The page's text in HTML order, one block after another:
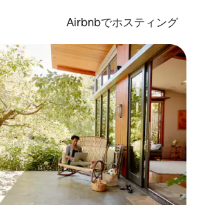
Airbnbでホスティング